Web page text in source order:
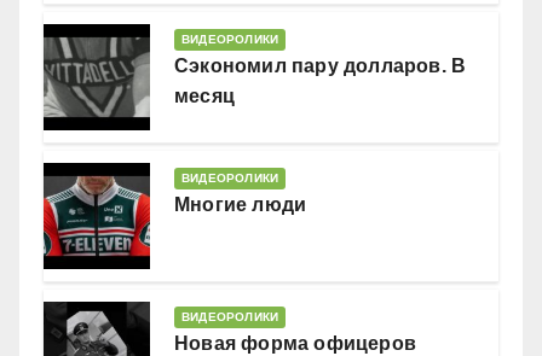
ВИДЕОРОЛИКИ
Сэкономил пару долларов. В
месяц
ВИДЕОРОЛИКИ
Многие люди
ВИДЕОРОЛИКИ
Новая форма офицеров